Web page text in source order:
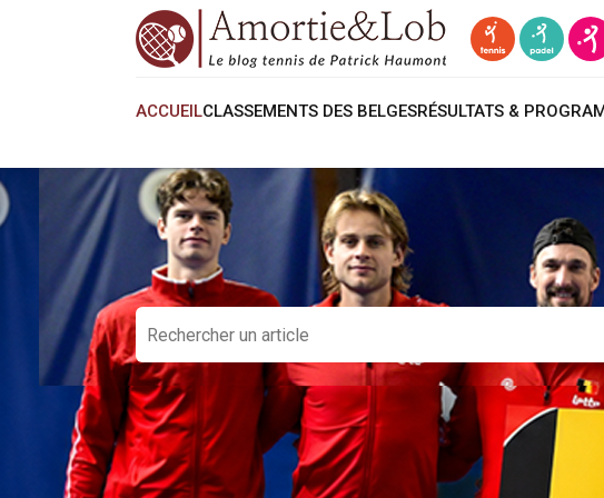
ACCUEILCLASSEMENTS DES BELGESRÉSULTATS &